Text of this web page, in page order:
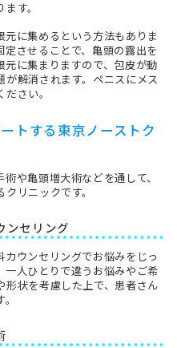
す。
に集めるという方法もありま
させることで、亀頭の露出を
に集まりますので、包皮が動
解消されます。ペニスにメス
さい。
トする東京ノーストク
や亀頭増大術などを通して、
リニックです。
ンセリング
ウンセリングでお悩みをじっ
一人ひとりで違うお悩みやご希
状を考慮した上で、患者さん